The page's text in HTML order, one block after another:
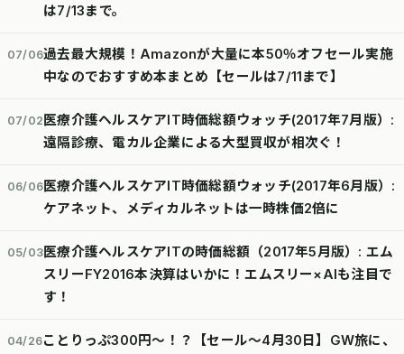
は7/13まで。
07/06過去最大規模！Amazonが大量に本50％オフセール実施
中なのでおすすめ本まとめ【セールは7/11まで】
07/02医療介護ヘルスケアIT時価総額ウォッチ(2017年7月版）:
遠隔診療、電カル企業による大型買収が相次ぐ！
06/06医療介護ヘルスケアIT時価総額ウォッチ(2017年6月版）:
ケアネット、メディカルネットは一時株価2倍に
05/03医療介護ヘルスケアITの時価総額（2017年5月版）: エム
スリーFY2016本決算はいかに！エムスリー×AIも注目で
す！
04/26ことりっぷ300円～！？【セール～4月30日】GW旅に、